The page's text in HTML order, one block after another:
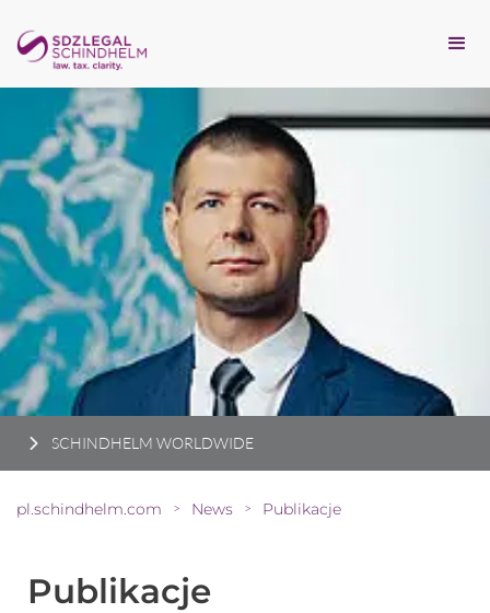
SCHINDHELM WORLDWIDE
pl.schindhelm.com > News > Publikacje
Publikacje